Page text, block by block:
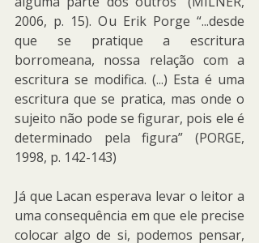
2006, p. 15). Ou Erik Porge “...desde
que se pratique a escritura
borromeana, nossa relação com a
escritura se modifica. (...) Esta é uma
escritura que se pratica, mas onde o
sujeito não pode se figurar, pois ele é
determinado pela figura” (PORGE,
1998, p. 142-143)
Já que Lacan esperava levar o leitor a
uma consequência em que ele precise
colocar algo de si, podemos pensar,